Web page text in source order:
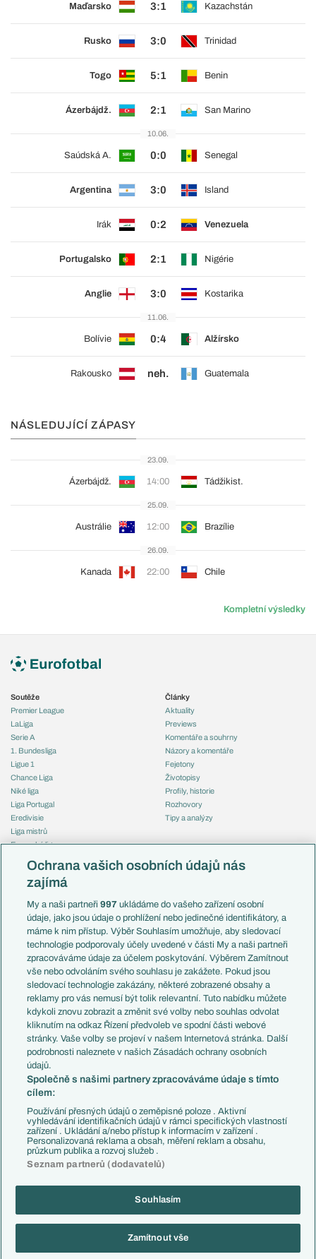
Maďarsko 3:1 Kazachstán
Rusko 3:0 Trinidad
Togo 5:1 Benin
Ázerbájdž. 2:1 San Marino
10.06.
Saúdská A. 0:0 Senegal
Argentina 3:0 Island
Irák 0:2 Venezuela
Portugalsko 2:1 Nigérie
Anglie 3:0 Kostarika
11.06.
Bolívie 0:4 Alžírsko
Rakousko neh. Guatemala
NÁSLEDUJÍCÍ ZÁPASY
23.09.
Ázerbájdž. 14:00 Tádžikist.
25.09.
Austrálie 12:00 Brazílie
26.09.
Kanada 22:00 Chile
Kompletní výsledky
Soutěže
Premier League
LaLiga
Serie A
1. Bundesliga
Ligue 1
Chance Liga
Niké liga
Liga Portugal
Eredivisie
Liga mistrů
Evropská liga
Mistrovství světa
Liga národů
Témata
Představení týmů MS
EuroSkauting
PL v kostce
Evropské koeficienty
Přestupy
Přestupové spekulace
Zranění
Kluby
Arsenal FC
Chelsea FC
Manchester United
AC Milán
Juventus FC
Bayern Mnichov
FC Barcelona
Real Madrid
Články
Aktuality
Previews
Komentáře a souhrny
Názory a komentáře
Fejetony
Životopisy
Profily, historie
Rozhovory
Tipy a analýzy
Česko
Francie
Itálie
Německo
Španělsko
Argentina
Brazílie
Přestupy
Zápasy
Livescore
Tipovací soutěž
Copyright © 2001-2026 EuroFotbal.cz. Využíváme zpravodajství ČTK.
Informace o zpracování osobních údajů
Ochrana vašich osobních údajů nás
zajímá
My a naši partneři997 ukládáme do vašeho zařízení osobní
údaje, jako jsou údaje o prohlížení nebo jedinečné identifikátory, a
máme k nim přístup. Výběr Souhlasím umožňuje, aby sledovací
technologie podporovaly účely uvedené v části My a naši partneři
zpracováváme údaje za účelem poskytování. Výběrem Zamítnout
vše nebo odvoláním svého souhlasu je zakážete. Pokud jsou
sledovací technologie zakázány, některé zobrazené obsahy a
reklamy pro vás nemusí být tolik relevantní. Tuto nabídku můžete
kdykoli znovu zobrazit a změnit své volby nebo souhlas odvolat
kliknutím na odkaz Řízení předvoleb ve spodní části webové
stránky. Vaše volby se projeví v našem Internetová stránka. Další
podrobnosti naleznete v našich Zásadách ochrany osobních
údajů.
Společně s našimi partnery zpracováváme údaje s tímto
cílem:
Používání přesných údajů o zeměpisné poloze . Aktivní
vyhledávání identifikačních údajů v rámci specifických vlastností
zařízení . Ukládání a/nebo přístup k informacím v zařízení .
Personalizovaná reklama a obsah, měření reklam a obsahu,
průzkum publika a rozvoj služeb .
Seznam partnerů (dodavatelů)
Souhlasím
Zamítnout vše